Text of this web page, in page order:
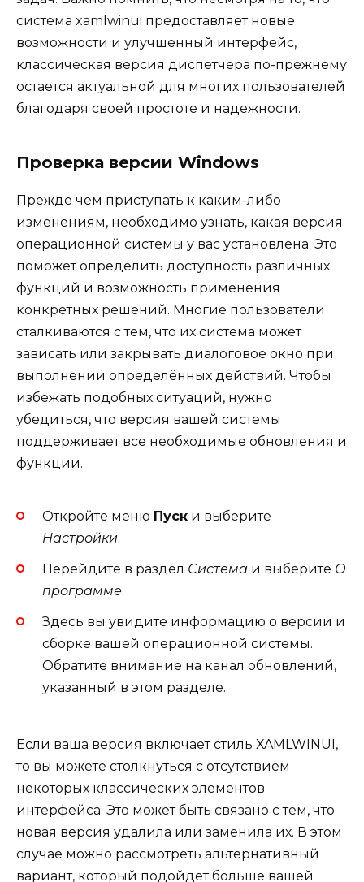
система xamlwinui предоставляет новые
возможности и улучшенный интерфейс,
классическая версия диспетчера по-прежнему
остается актуальной для многих пользователей
благодаря своей простоте и надежности.
Проверка версии Windows
Прежде чем приступать к каким-либо
изменениям, необходимо узнать, какая версия
операционной системы у вас установлена. Это
поможет определить доступность различных
функций и возможность применения
конкретных решений. Многие пользователи
сталкиваются с тем, что их система может
зависать или закрывать диалоговое окно при
выполнении определённых действий. Чтобы
избежать подобных ситуаций, нужно
убедиться, что версия вашей системы
поддерживает все необходимые обновления и
функции.
Откройте меню Пуск и выберите
Настройки.
Перейдите в раздел Система и выберите О
программе.
Здесь вы увидите информацию о версии и
сборке вашей операционной системы.
Обратите внимание на канал обновлений,
указанный в этом разделе.
Если ваша версия включает стиль XAMLWINUI,
то вы можете столкнуться с отсутствием
некоторых классических элементов
интерфейса. Это может быть связано с тем, что
новая версия удалила или заменила их. В этом
случае можно рассмотреть альтернативный
вариант, который подойдет больше вашей